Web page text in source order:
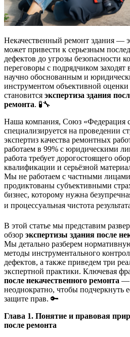
Некачественный ремонт здания —
может привести к серьезным
дефектов до угрозы безопасности
переговоры с подрядчиком
научно обоснованным и
инструментом объективной оценки
становится экспертиза здания
ремонта. 🧪🔧
Наша компания, Союз «Федерация
специализируется на проведении
экспертиз качества ремонтных
работаем в 99% с юридическими
работа требует дорогостоящего
квалификации и серьёзной
Мы не работаем с частными
продиктованы субъективными
бизнес, которому нужна
и процессуальная чистота
В этой статье мы представим
обзор экспертизы здания после
Мы детально разберем
методы инструментального
дефектов, а также приведем три
экспертной практики. Ключевая
после некачественного ремонта —
неоднократно, чтобы подчеркнуть
защите прав. 🔑
Глава 1. Понятие и правовая
после ремонта